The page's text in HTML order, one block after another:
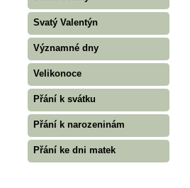
Svatý Valentýn
Významné dny
Velikonoce
Přání k svátku
Přání k narozeninám
Přání ke dni matek